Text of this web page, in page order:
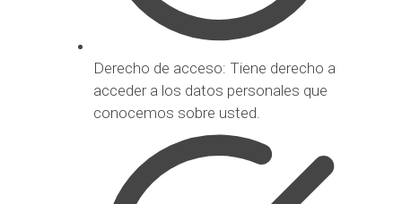
Derecho de acceso: Tiene derecho a
acceder a los datos personales que
conocemos sobre usted.